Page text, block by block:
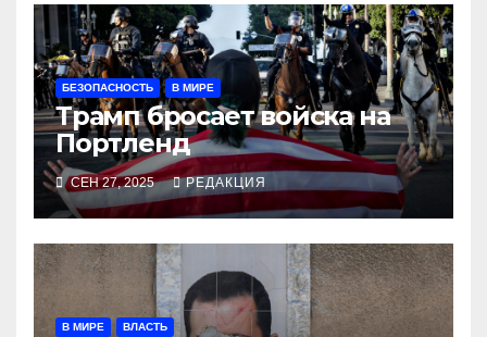
БЕЗОПАСНОСТЬ В МИРЕ
Трамп бросает войска на
Портленд
СЕН 27, 2025 РЕДАКЦИЯ
В МИРЕ ВЛАСТЬ